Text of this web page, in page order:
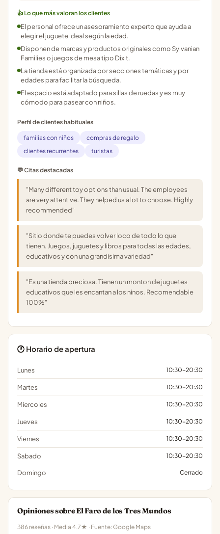
👍 Lo que más valoran los clientes
El personal ofrece un asesoramiento experto que ayuda a
elegir el juguete ideal según la edad.
Disponen de marcas y productos originales como Sylvanian
Families o juegos de mesa tipo Dixit.
La tienda está organizada por secciones temáticas y por
edades para facilitar la búsqueda.
El espacio está adaptado para sillas de ruedas y es muy
cómodo para pasear con niños.
Perfil de clientes habituales
familias con niños
compras de regalo
clientes recurrentes
turistas
💬 Citas destacadas
"Many different toy options than usual. The employees
are very attentive. They helped us a lot to choose. Highly
recommended"
"Sitio donde te puedes volver loco de todo lo que
tienen. Juegos, juguetes y libros para todas las edades,
educativos y con una grandisima variedad"
"Es una tienda preciosa. Tienen un monton de juguetes
educativos que les encantan a los ninos. Recomendable
100%"
🕐 Horario de apertura
Lunes 10:30-20:30
Martes 10:30-20:30
Miercoles 10:30-20:30
Jueves 10:30-20:30
Viernes 10:30-20:30
Sabado 10:30-20:30
Domingo Cerrado
Opiniones sobre El Faro de los Tres Mundos
386 reseñas · Media 4.7★ · Fuente: Google Maps